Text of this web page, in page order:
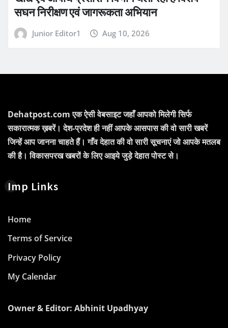
सघन निरीक्षण एवं जागरूकता अभियान
Junior Editor1 Aug 10, 2026
Dehatpost.com एक ऐसी वेबसाइट जहाँ आपको मिलेगी सिर्फ
सकारात्मक ख़बरें। देश-प्रदेश ही नहीं आपके आसपास की वो सारी खबरें
जिन्हें आप जानना चाहते हैं। गाँव देहात की वो सारी सूचनाएं जो आपके मतलब
की है। विकासपरख खबरों के लिए आइये जुड़े देहात पोस्ट से।
Imp Links
Home
Terms of Service
Privacy Policy
My Calendar
Owner & Editor: Abhinit Upadhyay